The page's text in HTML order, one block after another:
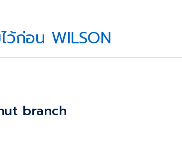
ว้ก่อน WILSON
branch